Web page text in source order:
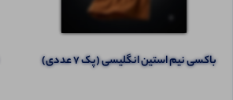
باکسی نیم استین انگلیسی (پک 7 عددی)